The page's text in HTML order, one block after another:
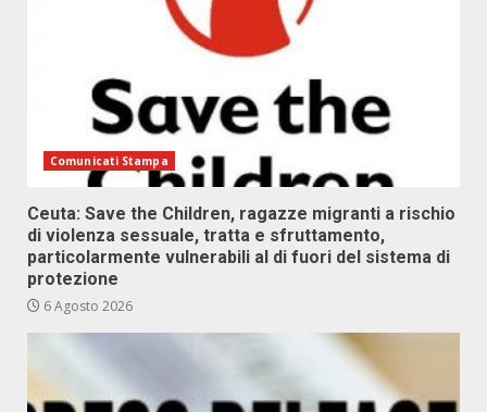
Comunicati Stampa
Ceuta: Save the Children, ragazze migranti a rischio
di violenza sessuale, tratta e sfruttamento,
particolarmente vulnerabili al di fuori del sistema di
protezione
6 Agosto 2026